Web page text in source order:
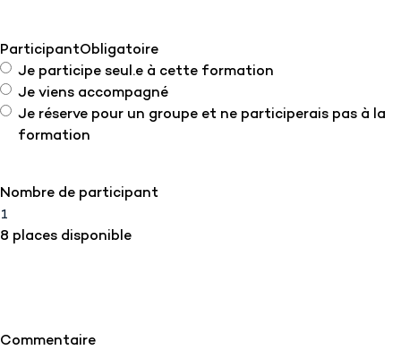
ParticipantObligatoire
Je participe seul.e à cette formation
Je viens accompagné
Je réserve pour un groupe et ne participerais pas à la
formation
Nombre de participant
8 places disponible
Commentaire